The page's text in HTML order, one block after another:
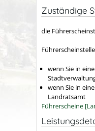
Zuständige
die
wenn Sie in
wenn Sie in
Landratsamt
Führerscheine